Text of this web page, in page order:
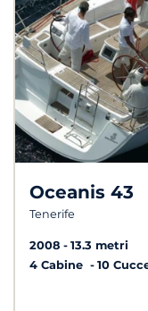
Oceanis 43
Tenerife
2008
13.3 metri
4 Cabine
10